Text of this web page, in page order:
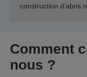
construction d’abris
Comment
nous ?